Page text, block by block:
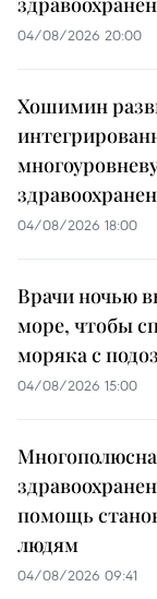
04/08/2026 20:00
Хошимин
04/08/2026 18:00
Врачи ночью
море, чтобы
моряка с
04/08/2026 15:00
помощь
людям
04/08/2026 09:41